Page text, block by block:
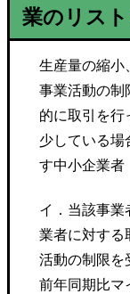
業のリスト
生産量の縮小
事業活動の制
的に取引を行
少している場
す中小企業者
イ．当該事業
業者に対する
活動の制限を
前年同期比マ